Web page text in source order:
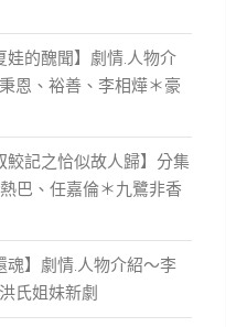
娃的醜聞】劇情.人物介
恩、裕善、李相燁＊豪
鮫記之恰似故人歸】分集
巴、任嘉倫＊九鷺非香
魂】劇情.人物介紹～李
氏姐妹新劇